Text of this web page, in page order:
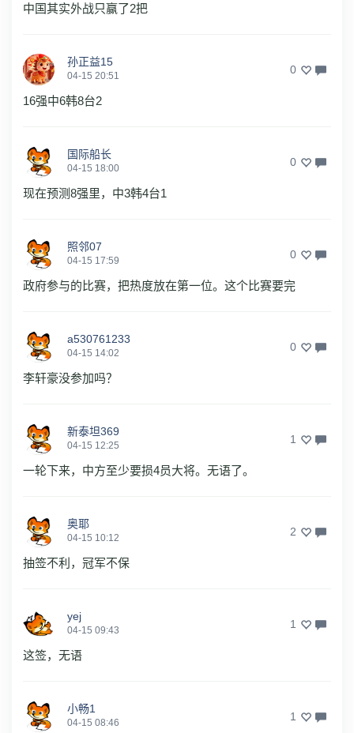
中国其实外战只赢了2把
孙正益15
04-15 20:51 0
16强中6韩8台2
国际船长
04-15 18:00 0
现在预测8强里，中3韩4台1
照邻07
04-15 17:59 0
政府参与的比赛，把热度放在第一位。这个比赛要完
a530761233
04-15 14:02 0
李轩豪没参加吗？
新泰坦369
04-15 12:25 1
一轮下来，中方至少要损4员大将。无语了。
奥耶
04-15 10:12 2
抽签不利，冠军不保
yej
04-15 09:43 1
这签，无语
小畅1
04-15 08:46 1